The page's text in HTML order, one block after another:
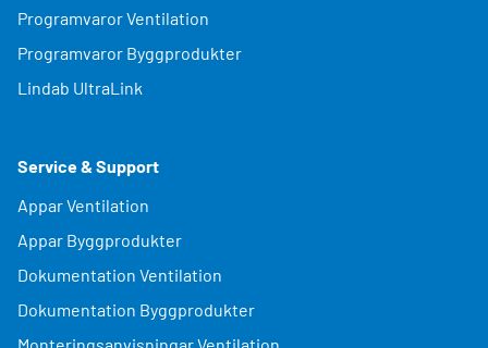
Programvaror Ventilation
Programvaror Byggprodukter
Lindab UltraLink
Service & Support
Appar Ventilation
Appar Byggprodukter
Dokumentation Ventilation
Dokumentation Byggprodukter